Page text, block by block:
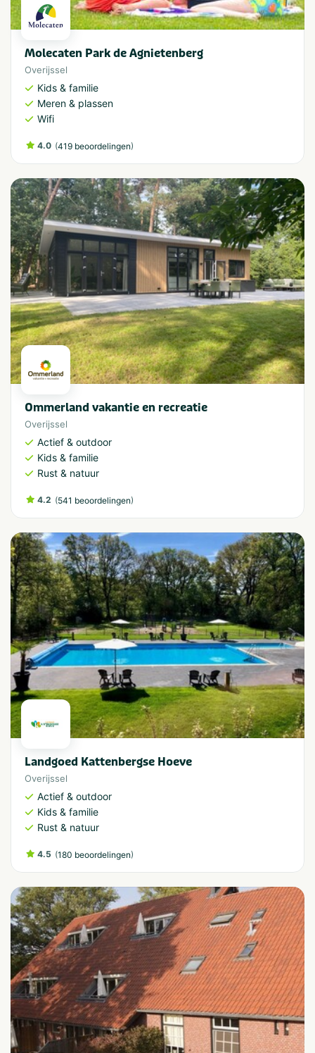
Molecaten Park de Agnietenberg
Overijssel
Kids & familie
Meren & plassen
Wifi
4.0 (419 beoordelingen)
Ommerland vakantie en recreatie
Overijssel
Actief & outdoor
Kids & familie
Rust & natuur
4.2 (541 beoordelingen)
Landgoed Kattenbergse Hoeve
Overijssel
Actief & outdoor
Kids & familie
Rust & natuur
4.5 (180 beoordelingen)